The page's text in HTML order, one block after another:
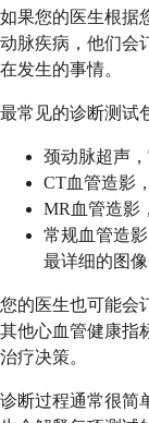
如果您的医生根据
动脉疾病，他们会
在发生的事情。
最常见的诊断测试
颈动脉超声
CT血管造影
MR血管造影
常规血管造
最详细的图像
您的医生也可能会
其他心血管健康指
治疗决策。
诊断过程通常很简